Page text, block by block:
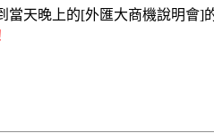
當天晚上的[外匯大商機說明會]